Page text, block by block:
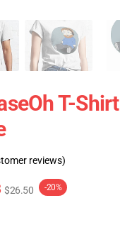
T-Shirt
reviews)
$26.50 -20%